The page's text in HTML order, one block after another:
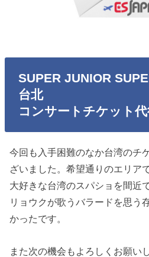
SUPER JUNIOR
台北
コンサートチケット
今回も入手困難のなか台湾のチ
ざいました。希望通りのエリア
大好きな台湾のスパショを間近
リョウクが歌うバラードを思う
かったです。
また次の機会もよろしくお願い